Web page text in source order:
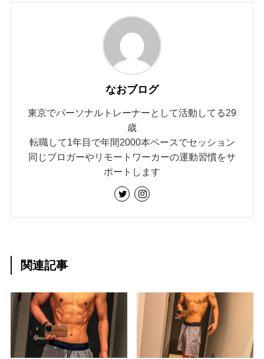
なおブログ
東京でパーソナルトレーナーとして活動してる29
歳
転職して1年目で年間2000本ペースでセッション
同じブロガーやリモートワーカーの運動習慣をサ
ポートします
関連記事